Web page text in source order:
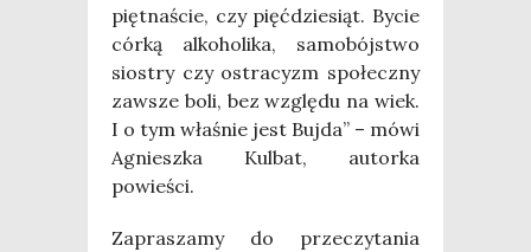
pięt­na­ście, czy pięć­dzie­siąt. Bycie
cór­ką alko­ho­li­ka, samo­bój­stwo
sio­stry czy ostra­cyzm spo­łecz­ny
zawsze boli, bez wzglę­du na wiek.
I o tym wła­śnie jest Buj­da” – mówi
Agniesz­ka Kul­bat, autor­ka
powieści.
Zapra­sza­my do prze­czy­ta­nia